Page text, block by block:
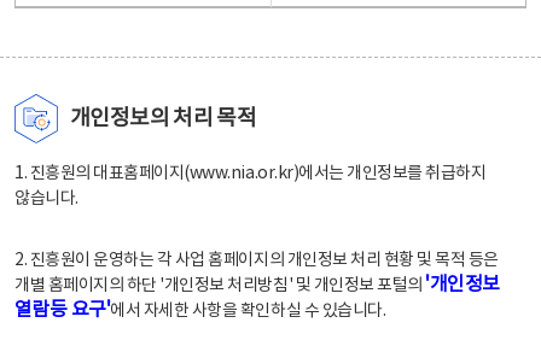
개인정보의 처리 목적
1. 진흥원의 대표홈페이지(www.nia.or.kr)에서는 개인정보를 취급하지
않습니다.
2. 진흥원이 운영하는 각 사업 홈페이지의 개인정보 처리 현황 및 목적 등은
개별 홈페이지의 하단 '개인정보 처리방침' 및 개인정보 포털의 '개인정보
열람등 요구'에서 자세한 사항을 확인하실 수 있습니다.